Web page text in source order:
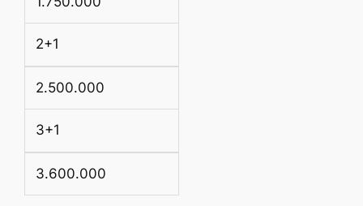
2+1
2.500.000
3+1
3.600.000